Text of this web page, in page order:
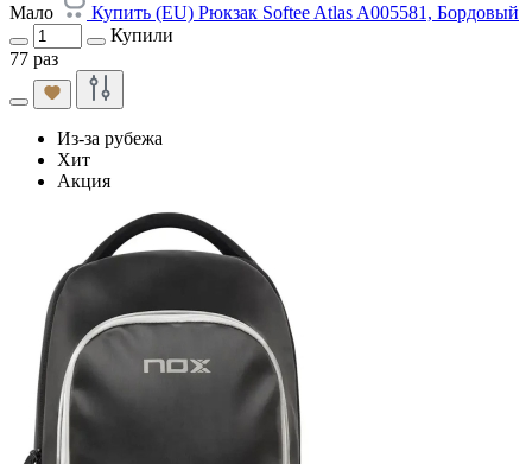
Мало
Купить (EU) Рюкзак Softee Atlas A005581, Бордовый
Купили
77 раз
Из-за рубежа
Хит
Акция